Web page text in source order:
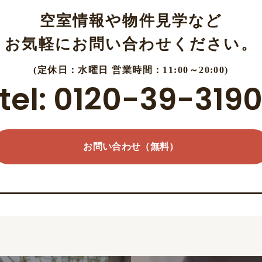
空室情報や物件見学など
お気軽にお問い合わせください。
(定休日：水曜日 営業時間：11:00～20:00)
tel: 0120-39-3190
お問い合わせ（無料）